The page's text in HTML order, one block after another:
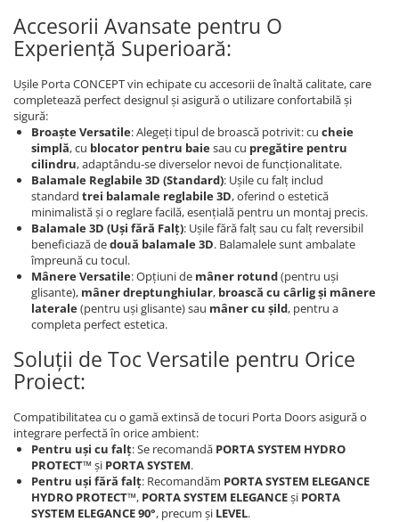
Accesorii Avansate pentru O
Experiență Superioară:
Ușile Porta CONCEPT vin echipate cu accesorii de înaltă calitate, care
completează perfect designul și asigură o utilizare confortabilă și
sigură:
Broaște Versatile: Alegeți tipul de broască potrivit: cu cheie
simplă, cu blocator pentru baiesau cu pregătire pentru
cilindru, adaptându-se diverselor nevoi de funcționalitate.
Balamale Reglabile 3D (Standard): Ușile cu falț includ
standard trei balamale reglabile 3D, oferind o estetică
minimalistă și o reglare facilă, esențială pentru un montaj precis.
Balamale 3D (Uși fără Falț): Ușile fără falț sau cu falț reversibil
beneficiază dedouă balamale 3D. Balamalele sunt ambalate
împreună cu tocul.
Mânere Versatile: Opțiuni de mâner rotund(pentru uși
glisante), mâner dreptunghiular, broască cu cârlig și mânere
laterale(pentru uși glisante) sau mâner cu șild, pentru a
completa perfect estetica.
Soluții de Toc Versatile pentru Orice
Proiect:
Compatibilitatea cu o gamă extinsă de tocuri Porta Doors asigură o
integrare perfectă în orice ambient:
Pentru uși cu falț: Se recomandă PORTA SYSTEM HYDRO
PROTECT™ și PORTA SYSTEM.
Pentru uși fără falț: Recomandăm PORTA SYSTEM ELEGANCE
HYDRO PROTECT™, PORTA SYSTEM ELEGANCEși PORTA
SYSTEM ELEGANCE 90°, precum și LEVEL.